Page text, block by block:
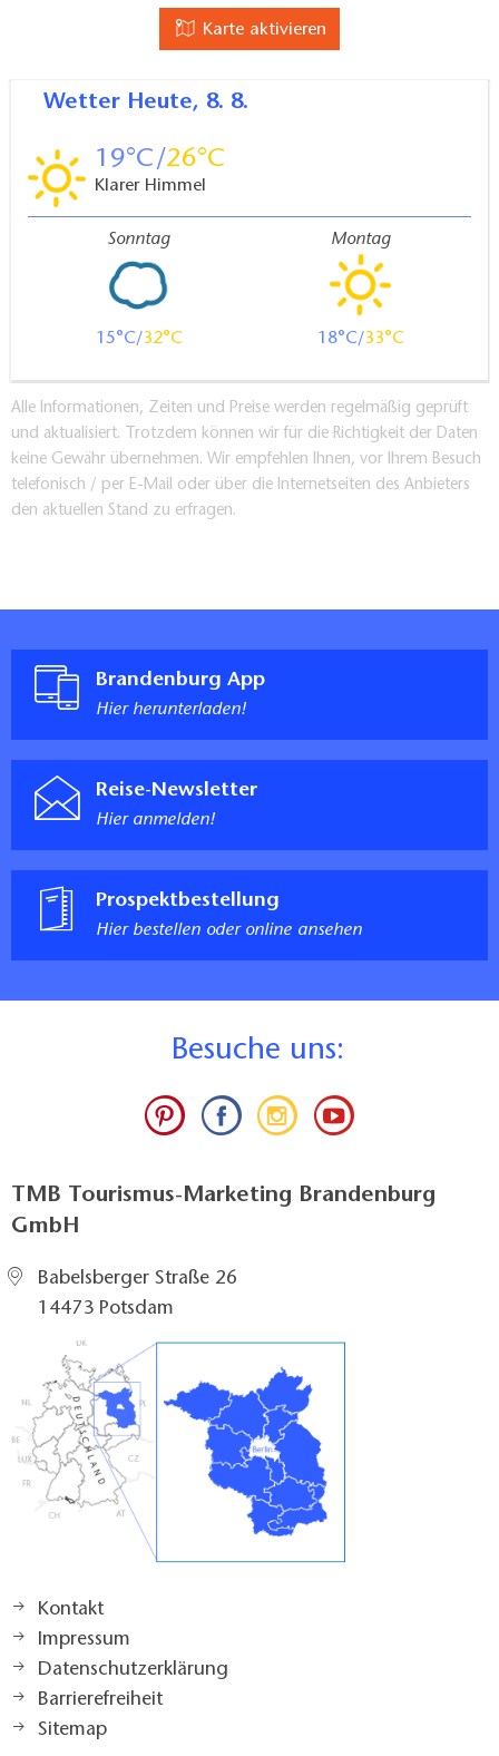
Karte aktivieren
Wetter Heute, 8. 8.
19 26
Klarer Himmel
Sonntag
15 32
Montag
18 33
Alle Informationen, Zeiten und Preise werden regelmäßig geprüft
und aktualisiert. Trotzdem können wir für die Richtigkeit der Daten
keine Gewähr übernehmen. Wir empfehlen Ihnen, vor Ihrem Besuch
telefonisch / per E-Mail oder über die Internetseiten des Anbieters
den aktuellen Stand zu erfragen.
Brandenburg App
Hier herunterladen!
Reise-Newsletter
Hier anmelden!
Prospektbestellung
Hier bestellen oder online ansehen
Besuche uns:
TMB Tourismus-Marketing Brandenburg
GmbH
Babelsberger Straße 26
14473 Potsdam
Kontakt
Impressum
Datenschutzerklärung
Barrierefreiheit
Sitemap